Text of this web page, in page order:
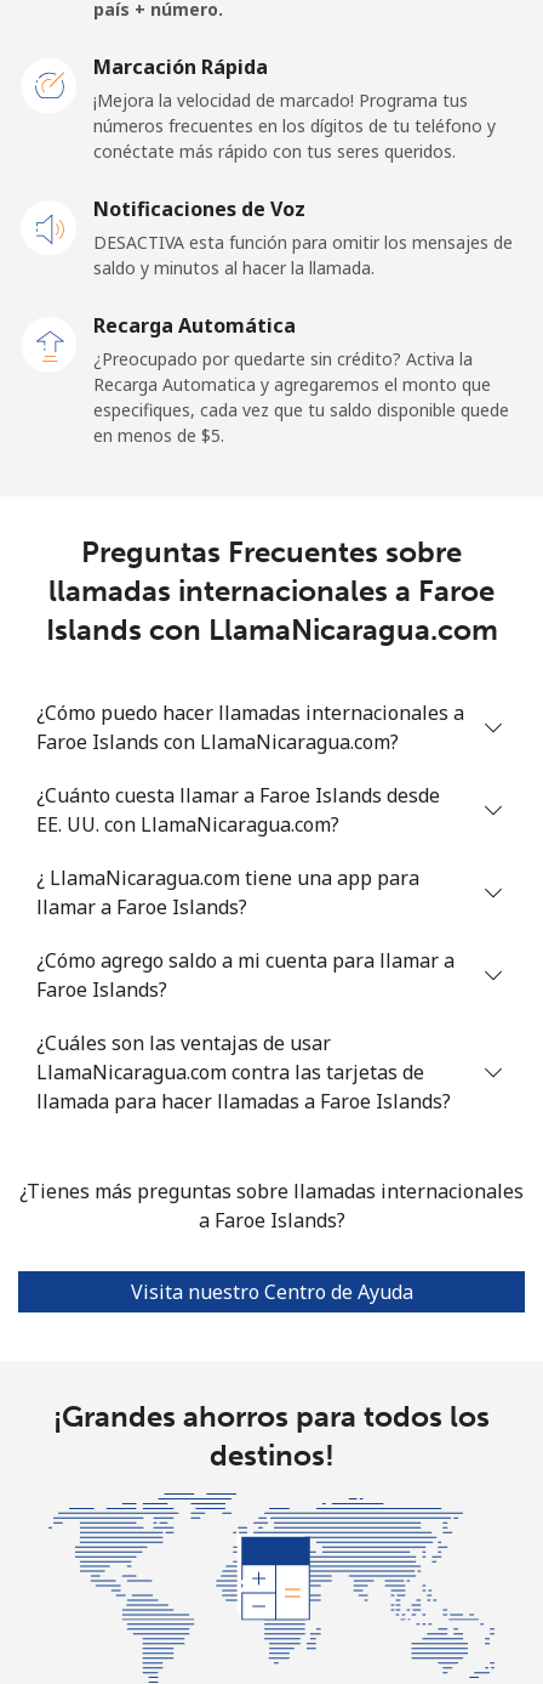
Línea fija ⁦1.5¢⁩ 665 min por ⁦$10⁩
⁦2.4¢⁩ 416 min por ⁦$10⁩
Celular ⁦30.9¢⁩ 32 min por ⁦$10⁩
French Polynesia
Celular ⁦33.9¢⁩ 29 min por ⁦$10⁩
país + número.
Marcación Rápida
¡Mejora la velocidad de marcado! Programa tus
números frecuentes en los dígitos de tu teléfono y
conéctate más rápido con tus seres queridos.
Notificaciones de Voz
DESACTIVA esta función para omitir los mensajes de
saldo y minutos al hacer la llamada.
Recarga Automática
¿Preocupado por quedarte sin crédito? Activa la
Recarga Automatica y agregaremos el monto que
especifiques, cada vez que tu saldo disponible quede
en menos de ⁦$5⁩.
Preguntas Frecuentes sobre
llamadas internacionales a Faroe
Islands con LlamaNicaragua.com
¿Cómo puedo hacer llamadas internacionales a
Faroe Islands con LlamaNicaragua.com?
¿Cuánto cuesta llamar a Faroe Islands desde
EE. UU. con LlamaNicaragua.com?
¿ LlamaNicaragua.com tiene una app para
llamar a Faroe Islands?
¿Cómo agrego saldo a mi cuenta para llamar a
Faroe Islands?
¿Cuáles son las ventajas de usar
LlamaNicaragua.com contra las tarjetas de
llamada para hacer llamadas a Faroe Islands?
¿Tienes más preguntas sobre llamadas internacionales
a Faroe Islands?
Visita nuestro Centro de Ayuda
¡Grandes ahorros para todos los
destinos!